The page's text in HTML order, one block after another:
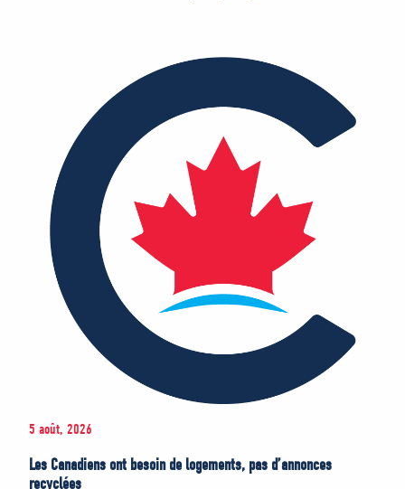
5 août, 2026
Les Canadiens ont besoin de logements, pas d’annonces
recyclées